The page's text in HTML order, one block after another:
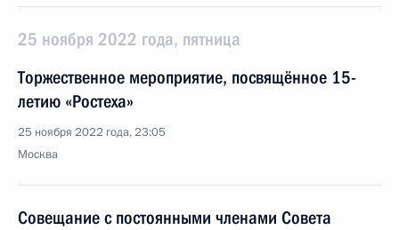
25 ноября 2022 года, пятница
Торжественное мероприятие, посвящённое 15-
летию «Ростеха»
25 ноября 2022 года, 23:05
Москва
Совещание с постоянными членами Совета